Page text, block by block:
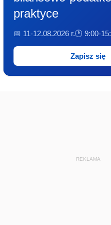
praktyce
📅 11-12.08.2026 r.🕐 9:00-
Zapisz się
REKLAMA